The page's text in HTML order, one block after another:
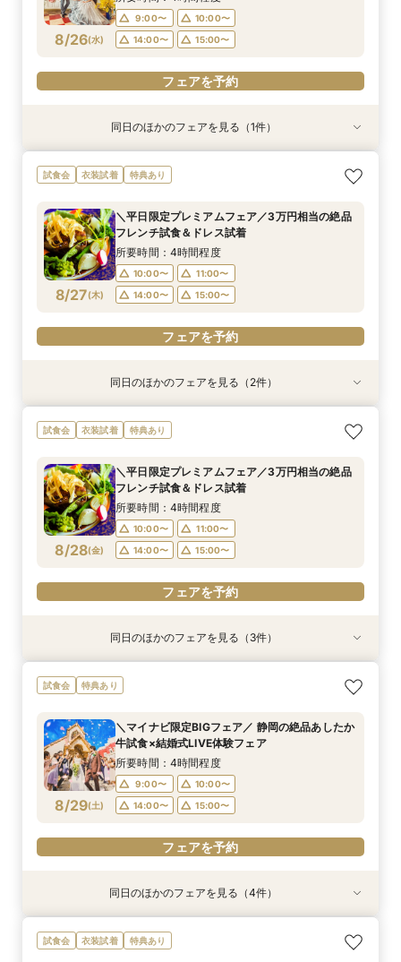
8/26(水)
9:00〜
10:00〜
14:00〜
15:00〜
フェアを予約
特典あり
8/26(水)
費用相談に特化した自己負担０円応援フェア！2
件目以降のフェアにも◎デザート試食付き
10:00〜
13:00〜
14:00〜
15:00〜
フェアを予約
同日のほかのフェアを見る（1件）
試食会 衣装試着 特典あり
8/27(木)
＼平日限定プレミアムフェア／3万円相当の絶品
フレンチ試食＆ドレス試着
所要時間：4時間程度
10:00〜
11:00〜
14:00〜
15:00〜
フェアを予約
8/27(木)
≪短時間でもしっかり相談≫気軽に見学！90分
のクイックフェア♦初めての見学にもおすすめ♦
9:00〜
10:00〜
14:00〜
15:00〜
フェアを予約
8/27(木)
【フォトW◆少人数W◆三嶋大社婚ご希望の方
へ】ドレス試着×絶品試食フェア
10:00〜
フェアを予約
同日のほかのフェアを見る（2件）
試食会 衣装試着 特典あり
8/28(金)
＼平日限定プレミアムフェア／3万円相当の絶品
フレンチ試食＆ドレス試着
所要時間：4時間程度
10:00〜
11:00〜
14:00〜
15:00〜
フェアを予約
8/28(金)
≪短時間でもしっかり相談≫気軽に見学！90分
のクイックフェア♦初めての見学にもおすすめ♦
9:00〜
10:00〜
14:00〜
15:00〜
フェアを予約
8/28(金)
【フォトW◆少人数W◆三嶋大社婚ご希望の方
へ】ドレス試着×絶品試食フェア
10:00〜
フェアを予約
特典あり
8/28(金)
【仕事帰りでもOK】＼金曜限定BIGフェア／あ
したか牛ディナー試食×マッピング見学
10:00〜
14:00〜
17:00〜
フェアを予約
同日のほかのフェアを見る（3件）
試食会 特典あり
8/29(土)
＼マイナビ限定BIGフェア／ 静岡の絶品あしたか
牛試食×結婚式LIVE体験フェア
所要時間：4時間程度
9:00〜
10:00〜
14:00〜
15:00〜
フェアを予約
≪短時間でもしっかり相談≫気軽に見学！90分
のクイックフェア♦初めての見学にもおすすめ♦
【フォトW◆少人数W◆三嶋大社婚ご希望の方
へ】ドレス試着×絶品試食フェア
特典あり
【マイナビ限定】2人で自由にセレクト◎見学・
試食・相談・見積り 効率よく情報収集！
特典あり
自己負担０円で叶う結婚式をご提案♦静岡県国産
牛試食付きフェア！
同日のほかのフェアを見る（4件）
試食会 衣装試着 特典あり